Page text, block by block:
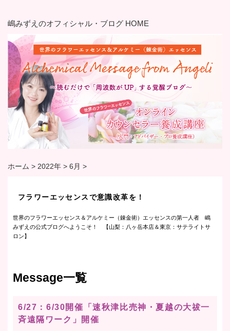
嶋みずえのオフィシャル・ブログ HOME
ホーム > 2022年 > 6月 >
フラワーエッセンスで意識改革を！
世界のフラワーエッセンス＆アルケミー（錬金術）エッセンスの第一人者 嶋
みずえの公式ブログへようこそ！ 【山梨：八ヶ岳本店＆東京：サテライトサ
ロン】
Message一覧
6/27：6/30開催「速秋津比売神・夏越の大祓一
斉遠隔ワーク」開催